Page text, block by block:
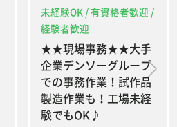
未経験OK / 有資格者歓迎 /
経験者歓迎
★★現場事務★★大手
企業デンソーグループ
での事務作業！試作品
製造作業も！工場未経
験でもOK♪